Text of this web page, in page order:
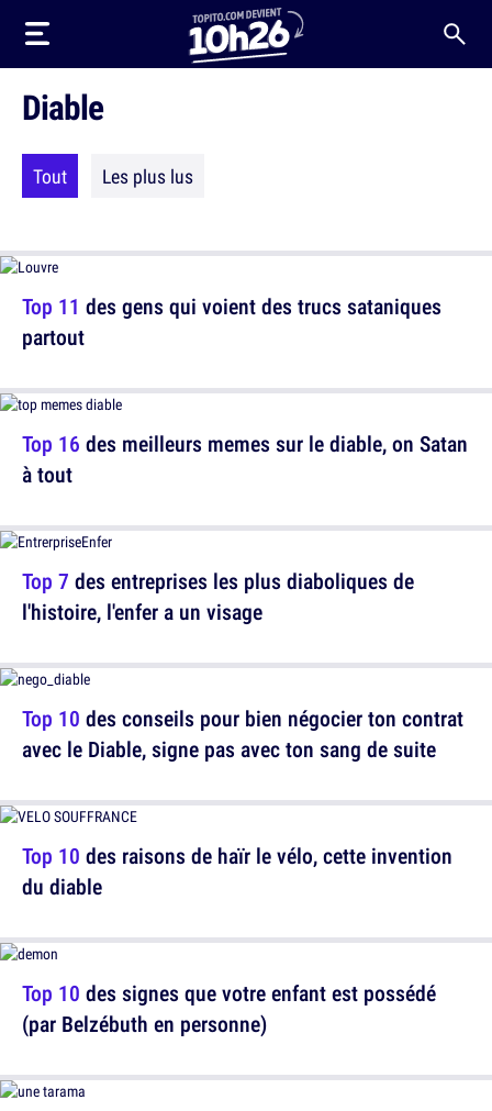
Diable
Tout Les plus lus
Top 11 des gens qui voient des trucs sataniques
partout
Top 16 des meilleurs memes sur le diable, on Satan
à tout
Top 10 des conseils pour bien négocier ton contrat
avec le Diable, signe pas avec ton sang de suite
Top 10 des signes que votre enfant est possédé
(par Belzébuth en personne)
Top 7 des entreprises les plus diaboliques de
l'histoire, l'enfer a un visage
Top 10 des raisons de haïr le vélo, cette invention
du diable